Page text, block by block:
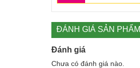
ĐÁNH GIÁ SẢN PHẨM
Đánh giá
Chưa có đánh giá nào.